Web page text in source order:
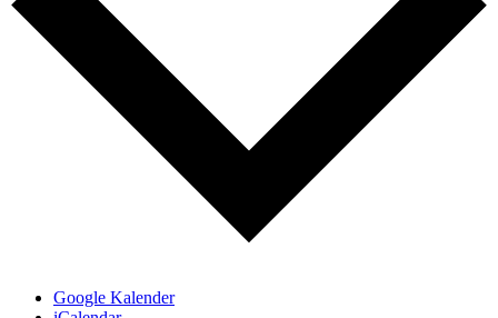
Google Kalender